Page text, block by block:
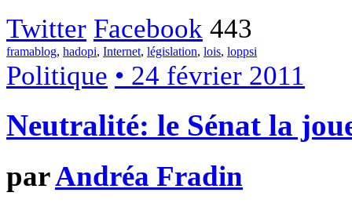
Twitter Facebook 443
framablog, hadopi, Internet, législation, lois, loppsi
Politique • 24 février 2011
Neutralité: le Sénat la
parAndréa Fradin